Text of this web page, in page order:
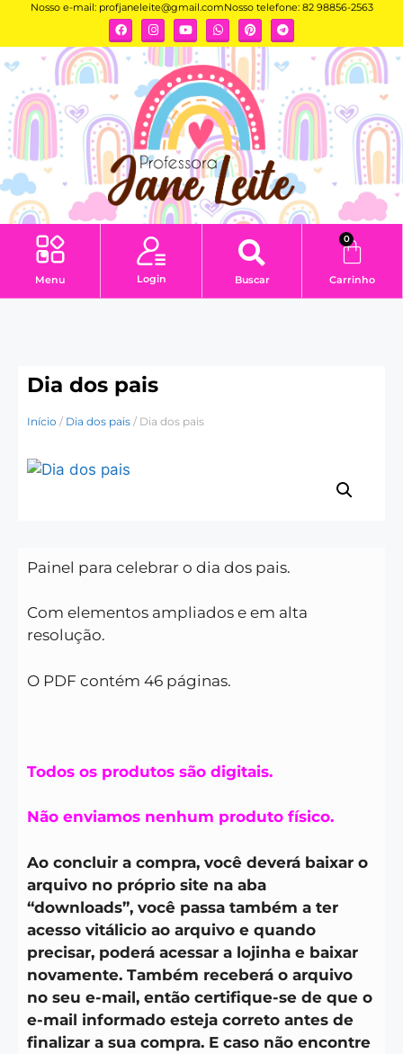
Nosso e-mail: profjaneleite@gmail.comNosso telefone: 82 98856-2563
Menu Login Buscar
0
Carrinho
Dia dos pais
Início / Dia dos pais / Dia dos pais
Painel para celebrar o dia dos pais.
Com elementos ampliados e em alta
resolução.
O PDF contém 46 páginas.
Todos os produtos são digitais.
Não enviamos nenhum produto físico.
Ao concluir a compra, você deverá baixar o
arquivo no próprio site na aba
“downloads”, você passa também a ter
acesso vitálicio ao arquivo e quando
precisar, poderá acessar a lojinha e baixar
novamente. Também receberá o arquivo
no seu e-mail, então certifique-se de que o
e-mail informado esteja correto antes de
finalizar a sua compra. E caso não encontre